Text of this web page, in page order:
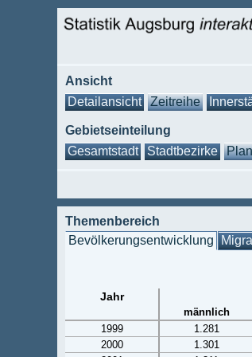
Ansicht
Detailansicht
Zeitreihe
Gebietseinteilung
Gesamtstadt
Stadtbezirke
Themenbereich
Bevölkerungsentwicklung
Jahr
männlich
1999
1.281
2000
1.301